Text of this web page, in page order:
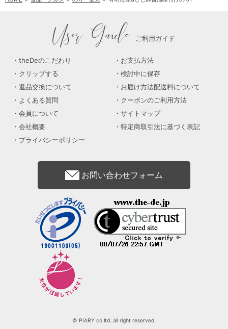
User Guide ご利用ガイド
theDeのこだわり
お支払方法
クリップする
検討中に保存
返品交換について
お届け方法配送料について
よくある質問
クーポンのご利用方法
会員について
サイトマップ
会社概要
特定商取引法に基づく表記
プライバシーポリシー
お問い合わせフォーム
© PIARY co.ltd. all right reserved.